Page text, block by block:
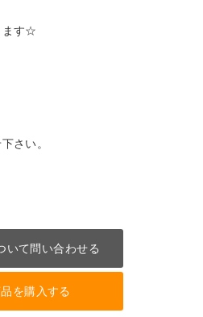
ます☆
さい。
いて問い合わせる
を購入する